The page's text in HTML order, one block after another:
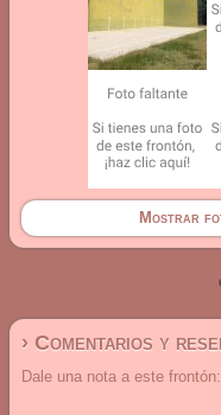
Mostrar
› Comentarios y
Dale una nota a este frontón: